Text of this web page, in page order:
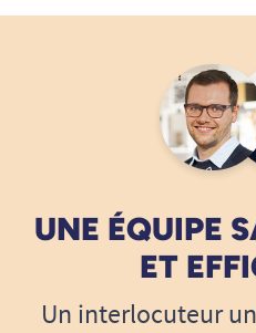
effectuer les arrêts
Prêt-à-l’emploi en
Aucun outil spécial
s’installe en toute
du fauteuil
dédiée, compatible
fauteuil INSTAFOLD.
indications de
UNE ÉQUIPE
ET
Un interlocuteur